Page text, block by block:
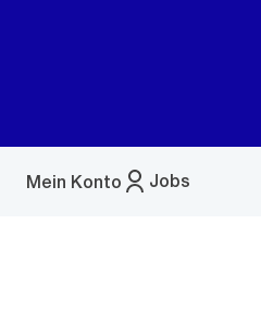
Jobs
Mein Konto
Menü